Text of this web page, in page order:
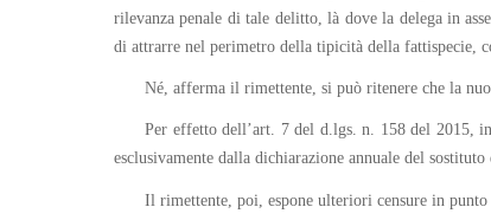
rilevanza penale di tale delitto, là dove la delega in
di attrarre nel perimetro della tipicità della fattispecie,
Né, afferma il rimettente, si può ritenere che la
Per effetto dell’art. 7 del d.lgs. n. 158 del 2015,
esclusivamente dalla dichiarazione annuale del
Il rimettente, poi, espone ulteriori censure in